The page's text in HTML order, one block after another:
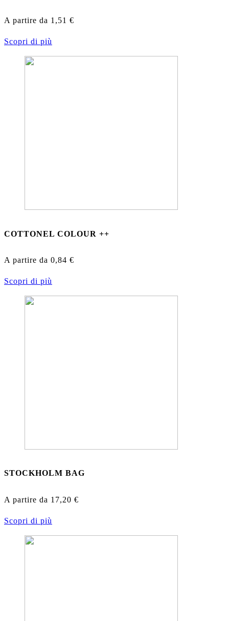
A partire da 1,51 €
Scopri di più
COTTONEL COLOUR ++
A partire da 0,84 €
Scopri di più
STOCKHOLM BAG
A partire da 17,20 €
Scopri di più